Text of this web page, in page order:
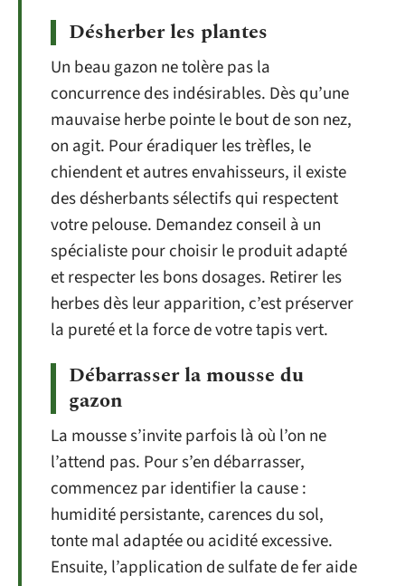
Désherber les plantes
Un beau gazon ne tolère pas la
concurrence des indésirables. Dès qu’une
mauvaise herbe pointe le bout de son nez,
on agit. Pour éradiquer les trèfles, le
chiendent et autres envahisseurs, il existe
des désherbants sélectifs qui respectent
votre pelouse. Demandez conseil à un
spécialiste pour choisir le produit adapté
et respecter les bons dosages. Retirer les
herbes dès leur apparition, c’est préserver
la pureté et la force de votre tapis vert.
Débarrasser la mousse du
gazon
La mousse s’invite parfois là où l’on ne
l’attend pas. Pour s’en débarrasser,
commencez par identifier la cause :
humidité persistante, carences du sol,
tonte mal adaptée ou acidité excessive.
Ensuite, l’application de sulfate de fer aide